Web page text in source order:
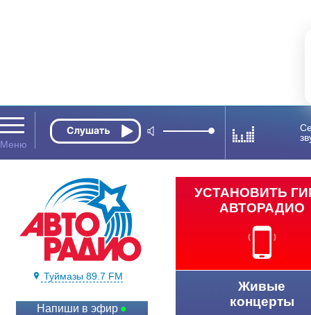
Туймазы 89.7 FM
Напиши в эфир
УСТАНОВИТЬ
АВТОРАДИО
Живые
концерты